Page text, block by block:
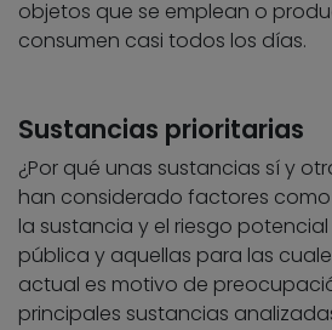
objetos que se emplean o
consumen casi todos los días.
Sustancias prioritarias
¿Por qué unas sustancias sí y
han considerado factores
la sustancia y el riesgo
pública y aquellas para las
actual es motivo de
principales sustancias